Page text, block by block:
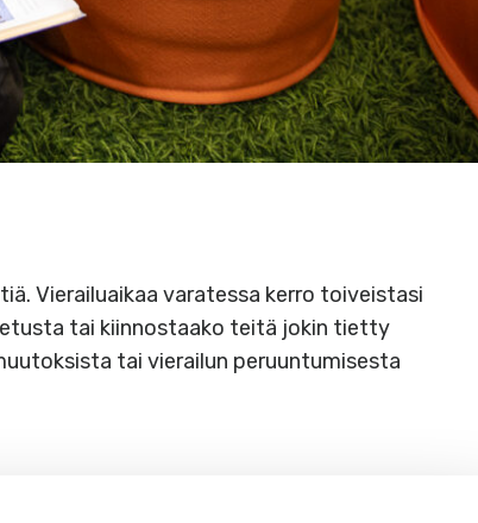
Vierailuaikaa varatessa kerro toiveistasi
tai kiinnostaako teitä jokin tietty
tai vierailun peruuntumisesta
miksi vierailette kirjastossa tai miksi